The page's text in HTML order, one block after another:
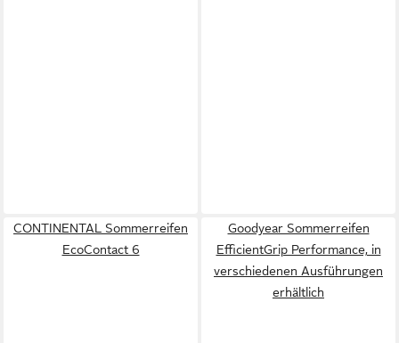
CONTINENTAL Sommerreifen
EcoContact 6
Goodyear Sommerreifen
EfficientGrip Performance, in
verschiedenen Ausführungen
erhältlich